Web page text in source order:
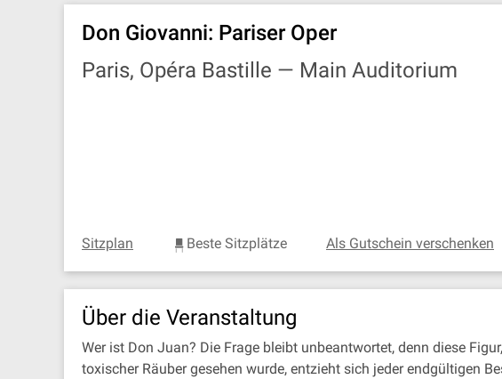
Don Giovanni: Pariser Oper
Paris, Opéra Bastille — Main Auditorium
Sitzplan Beste Sitzplätze Als Gutschein verschenken
Über die Veranstaltung
Wer ist Don Juan? Die Frage bleibt unbeantwortet, denn diese
toxischer Räuber gesehen wurde, entzieht sich jeder endgültigen